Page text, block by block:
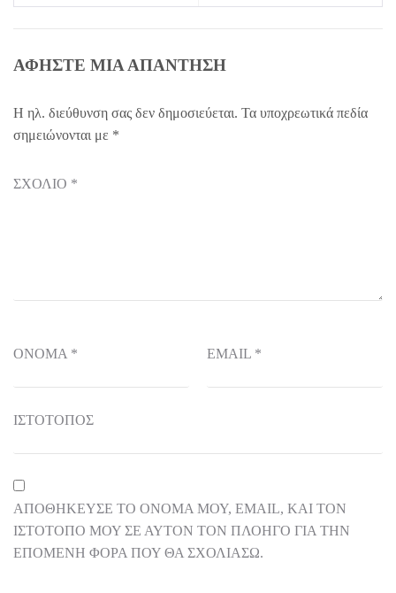
ΑΦΉΣΤΕ ΜΙΑ ΑΠΆΝΤΗΣΗ
Η ηλ. διεύθυνση σας δεν δημοσιεύεται. Τα υποχρεωτικά πεδία
σημειώνονται με *
ΣΧΌΛΙΟ *
ΌΝΟΜΑ * EMAIL *
ΙΣΤΌΤΟΠΟΣ
ΑΠΟΘΉΚΕΥΣΕ ΤΟ ΌΝΟΜΆ ΜΟΥ, EMAIL, ΚΑΙ ΤΟΝ
ΙΣΤΌΤΟΠΟ ΜΟΥ ΣΕ ΑΥΤΌΝ ΤΟΝ ΠΛΟΗΓΌ ΓΙΑ ΤΗΝ
ΕΠΌΜΕΝΗ ΦΟΡΆ ΠΟΥ ΘΑ ΣΧΟΛΙΆΣΩ.